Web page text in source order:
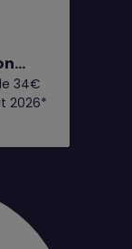
34€
2026*